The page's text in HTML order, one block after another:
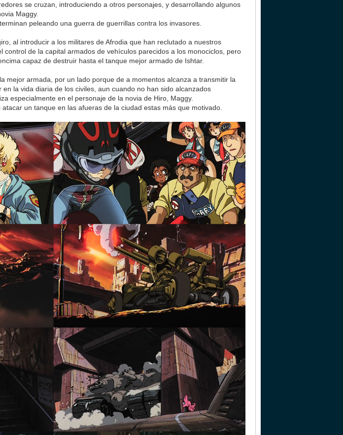
se cruzan, introduciendo a otros personajes, y desarrollando algunos
Maggy.
peleando una guerra de guerrillas contra los invasores.
al introducir a los militares de Afrodia que han reclutado a nuestros
control de la capital armados de vehículos parecidos a los monociclos, pero
capaz de destruir hasta el tanque mejor armado de Ishtar.
mejor armada, por un lado porque de a momentos alcanza a transmitir la
la vida diaria de los civiles, aun cuando no han sido alcanzados
especialmente en el personaje de la novia de Hiro, Maggy.
un tanque en las afueras de la ciudad estas más que motivado.